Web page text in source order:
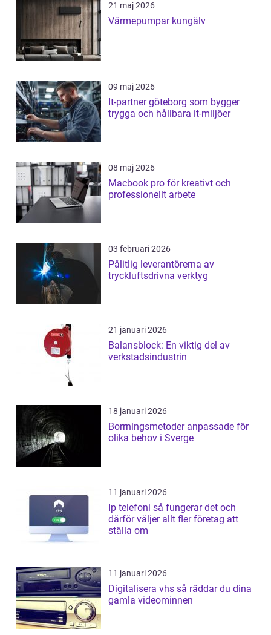
21 maj 2026
Värmepumpar kungälv
09 maj 2026
It-partner göteborg som bygger
trygga och hållbara it-miljöer
08 maj 2026
Macbook pro för kreativt och
professionellt arbete
03 februari 2026
Pålitlig leverantörerna av
tryckluftsdrivna verktyg
21 januari 2026
Balansblock: En viktig del av
verkstadsindustrin
18 januari 2026
Borrningsmetoder anpassade för
olika behov i Sverge
11 januari 2026
Ip telefoni så fungerar det och
därför väljer allt fler företag att
ställa om
11 januari 2026
Digitalisera vhs så räddar du dina
gamla videominnen